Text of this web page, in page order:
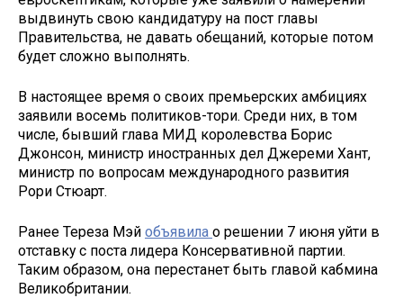
выдвинуть свою кандидатуру на пост главы
Правительства, не давать обещаний, которые потом
будет сложно выполнять.
В настоящее время о своих премьерских амбициях
заявили восемь политиков-тори. Среди них, в том
числе, бывший глава МИД королевства Борис
Джонсон, министр иностранных дел Джереми Хант,
министр по вопросам международного развития
Рори Стюарт.
Ранее Тереза Мэй объявила о решении 7 июня уйти в
отставку с поста лидера Консервативной партии.
Таким образом, она перестанет быть главой кабмина
Великобритании.